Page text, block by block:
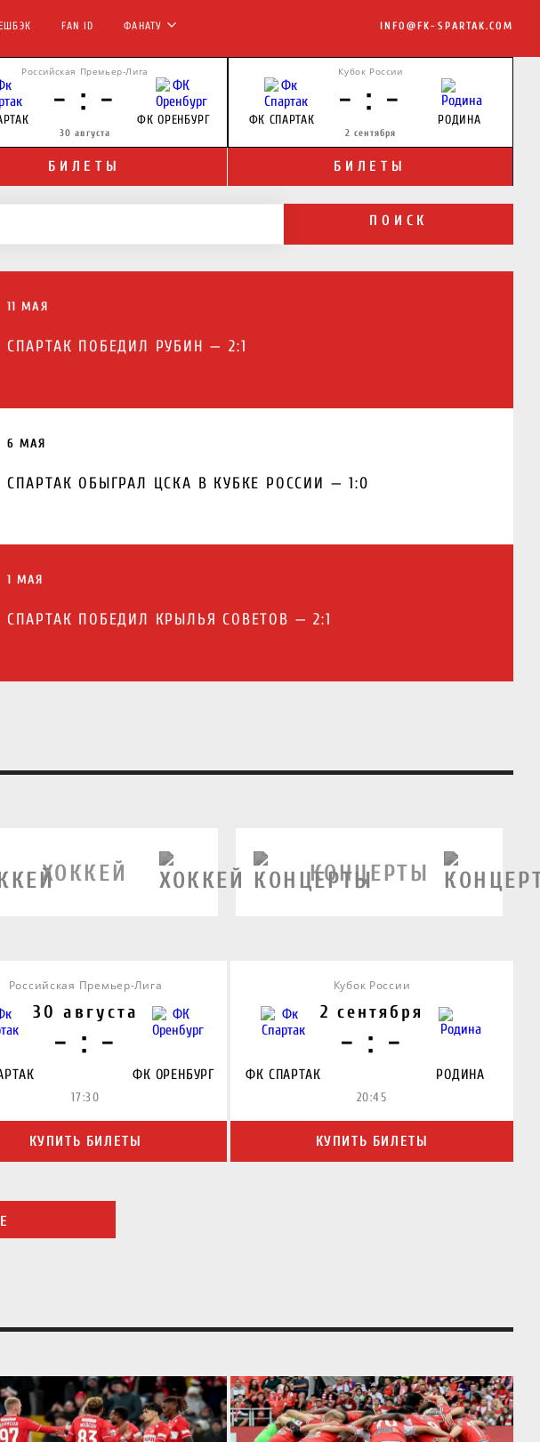
FAN ID ФАНАТУ INFO@FK-SPARTAK.COM
Российская Премьер-Лига
- : -
ФК ОРЕНБУРГ
30 августа
БИЛЕТЫ
Кубок России
ФК СПАРТАК
- : -
РОДИНА
2 сентября
БИЛЕТЫ
ПОИСК
11 МАЯ
СПАРТАК ПОБЕДИЛ РУБИН — 2:1
6 МАЯ
СПАРТАК ОБЫГРАЛ ЦСКА В КУБКЕ РОССИИ — 1:0
1 МАЯ
СПАРТАК ПОБЕДИЛ КРЫЛЬЯ СОВЕТОВ — 2:1
ХОККЕЙ КОНЦЕРТЫ
Российская Премьер-Лига
- : -
ФК ОРЕНБУРГ
30 августа
17:30
КУПИТЬ БИЛЕТЫ
Кубок России
ФК СПАРТАК
- : -
РОДИНА
2 сентября
20:45
КУПИТЬ БИЛЕТЫ